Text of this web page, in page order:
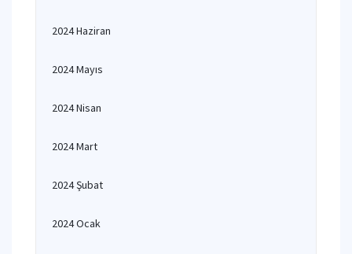
2024 Haziran
2024 Mayıs
2024 Nisan
2024 Mart
2024 Şubat
2024 Ocak